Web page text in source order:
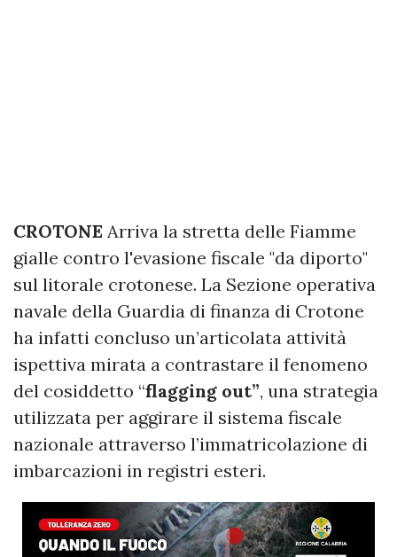
CROTONE Arriva la stretta delle Fiamme
gialle contro l'evasione fiscale "da diporto"
sul litorale crotonese. La Sezione operativa
navale della Guardia di finanza di Crotone
ha infatti concluso un’articolata attività
ispettiva mirata a contrastare il fenomeno
del cosiddetto “flagging out”, una strategia
utilizzata per aggirare il sistema fiscale
nazionale attraverso l’immatricolazione di
imbarcazioni in registri esteri.